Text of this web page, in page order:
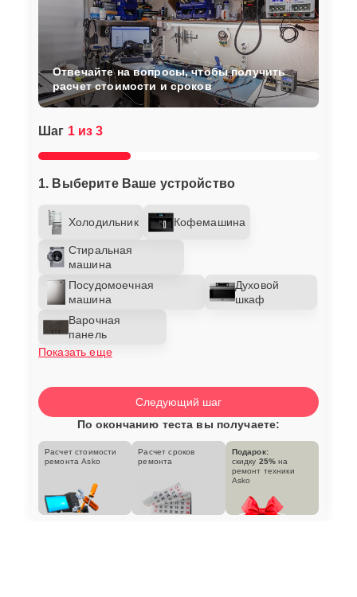
Шаг 1 из 3
1. Выберите Ваше устройство
Холодильник Кофемашина
Стиральная
машина
Посудомоечная
машина
Духовой
шкаф
Варочная
панель
Показать еще
Отвечайте на вопросы, чтобы получить
расчет стоимости и сроков
Следующий шаг
По окончанию теста вы получаете:
Расчет стоимости
ремонта Asko
Расчет сроков
ремонта
Подарок:
скидку 25% на
ремонт техники
Asko